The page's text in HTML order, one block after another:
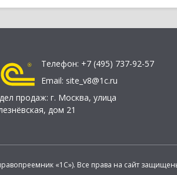
Телефон: +7 (495) 737-92-57
Email: site_v8@1c.ru
продаж: г. Москва, улица
дом 21
«1С»). Все права на сайт